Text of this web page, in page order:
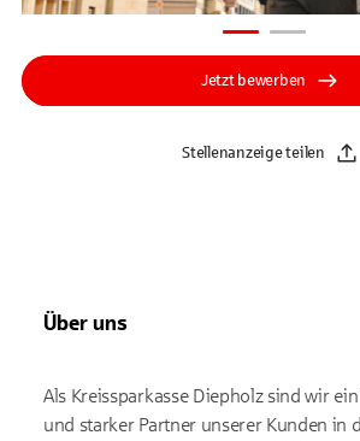
Jetzt bewerben
Stellenanzeige teilen
Über uns
Als Kreissparkasse Diepholz sind wir
und starker Partner unserer Kunden in